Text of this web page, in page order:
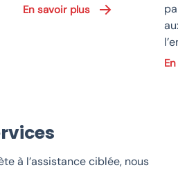
En savoir plus
à l’assistance ciblée, nous